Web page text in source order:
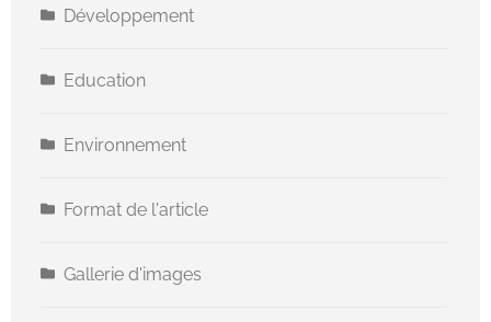
Développement
Education
Environnement
Format de l'article
Gallerie d'images